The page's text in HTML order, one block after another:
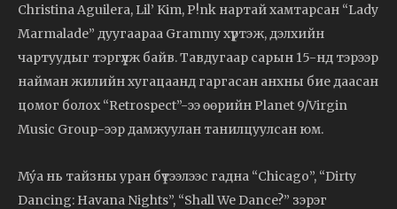
Christina Aguilera, Lil’ Kim, P!nk нартай хамтарсан “Lady
Marmalade” дуугаараа Grammy хүртэж, дэлхийн
чартуудыг тэргүүлж байв. Тавдугаар сарын 15-нд тэрээр
найман жилийн хугацаанд гаргасан анхны бие даасан
цомог болох “Retrospect”-ээ өөрийн Planet 9/Virgin
Music Group-ээр дамжуулан танилцуулсан юм.
Mýa нь тайзны уран бүтээлээс гадна “Chicago”, “Dirty
Dancing: Havana Nights”, “Shall We Dance?” зэрэг